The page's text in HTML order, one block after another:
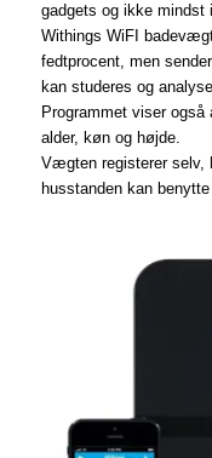
gadgets og ikke mindst
Withings WiFI
fedtprocent, men
kan studeres og
Programmet viser også
alder, køn og højde.
Vægten registerer selv,
husstanden kan